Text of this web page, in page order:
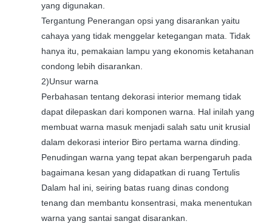
yang digunakan.
Tergantung Penerangan opsi yang disarankan yaitu
cahaya yang tidak menggelar ketegangan mata. Tidak
hanya itu, pemakaian lampu yang ekonomis ketahanan
condong lebih disarankan.
2)Unsur warna
Perbahasan tentang dekorasi interior memang tidak
dapat dilepaskan dari komponen warna. Hal inilah yang
membuat warna masuk menjadi salah satu unit krusial
dalam dekorasi interior Biro pertama warna dinding.
Penudingan warna yang tepat akan berpengaruh pada
bagaimana kesan yang didapatkan di ruang Tertulis
Dalam hal ini, seiring batas ruang dinas condong
tenang dan membantu konsentrasi, maka menentukan
warna yang santai sangat disarankan.